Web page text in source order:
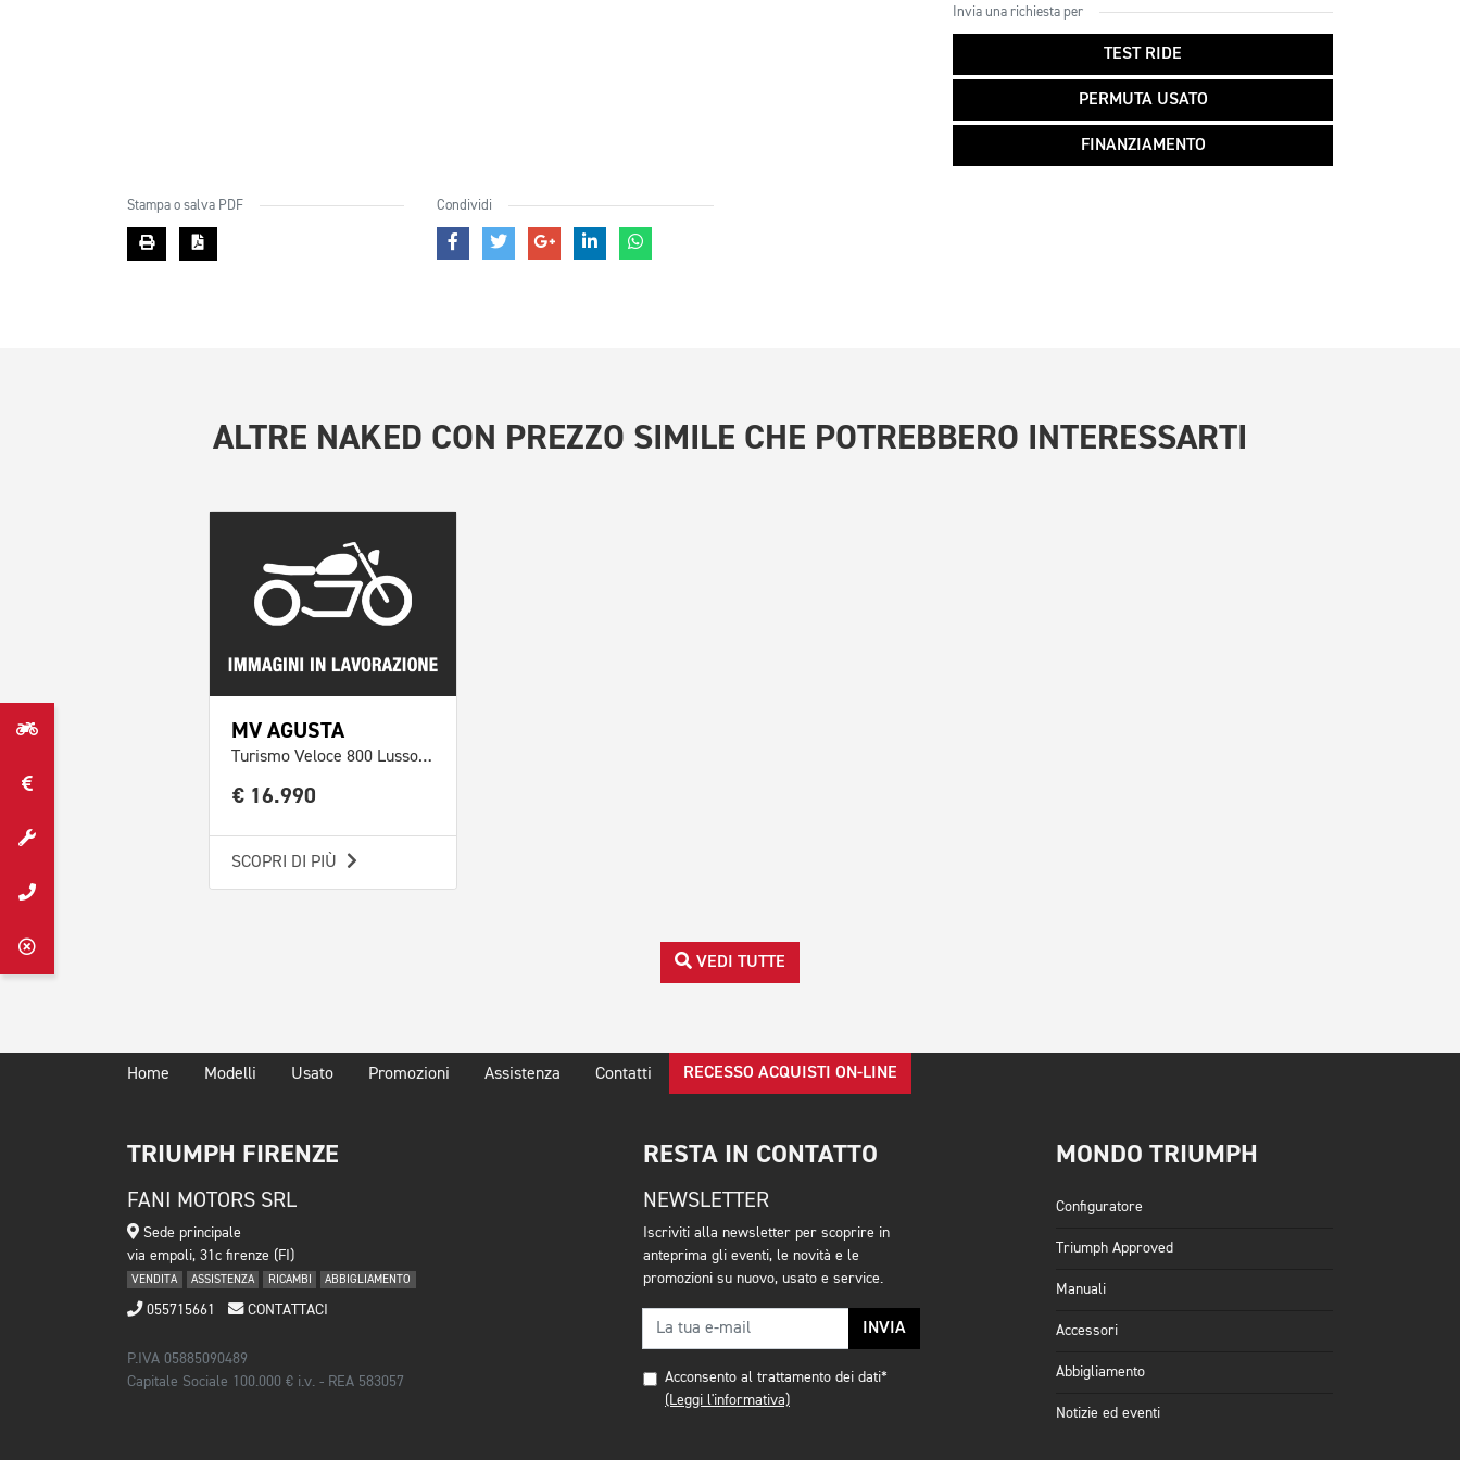
Invia una richiesta per
TEST RIDE
PERMUTA USATO
FINANZIAMENTO
Stampa o salva PDF Condividi
ALTRE NAKED CON PREZZO SIMILE CHE POTREBBERO INTERESSARTI
MV AGUSTA
Turismo Veloce 800 Lusso SCS Abs
€ 16.990
SCOPRI DI PIÙ
VEDI TUTTE
Home Modelli Usato Promozioni Assistenza Contatti RECESSO ACQUISTI ON-LINE
TRIUMPH FIRENZE
FANI MOTORS SRL
Sede principale
via empoli, 31c firenze (FI)
VENDITA ASSISTENZA RICAMBI ABBIGLIAMENTO
055715661 CONTATTACI
P.IVA 05885090489
Capitale Sociale 100.000 € i.v. - REA 583057
RESTA IN CONTATTO
NEWSLETTER
Iscriviti alla newsletter per scoprire in
anteprima gli eventi, le novità e le
promozioni su nuovo, usato e service.
INVIA
Acconsento al trattamento dei dati*
(Leggi l'informativa)
MONDO TRIUMPH
Configuratore
Triumph Approved
Manuali
Accessori
Abbigliamento
Notizie ed eventi